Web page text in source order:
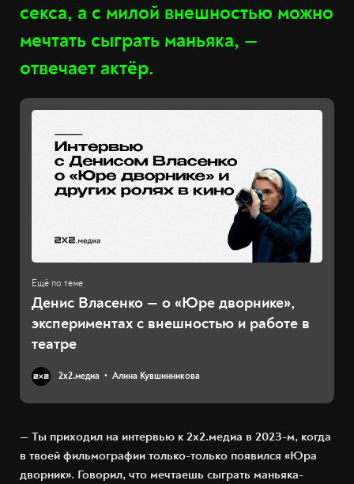
секса, а с милой внешностью можно
мечтать сыграть маньяка, —
отвечает актёр.
Денис Власенко — о «Юре дворнике»,
экспериментах с внешностью и работе в
театре
2х2.медиа Алина Кувшинникова
— Ты приходил на интервью к 2х2.медиа в 2023-м, когда
в твоей фильмографии только-только появился «Юра
дворник». Говорил, что мечтаешь сыграть маньяка-